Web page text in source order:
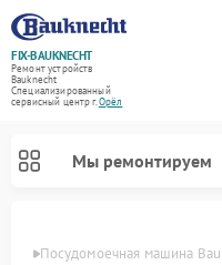
FIX-BAUKNECHT
Ремонт устройств
Bauknecht
Специализированный
cервисный центр г.Орёл
Мы ремонтируем
Посудомоечная машина